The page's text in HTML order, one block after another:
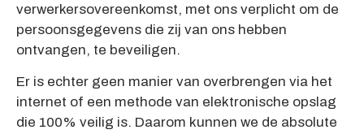
verwerkersovereenkomst, met ons verplicht om de
persoonsgegevens die zij van ons hebben
ontvangen, te beveiligen.
Er is echter geen manier van overbrengen via het
internet of een methode van elektronische opslag
die 100% veilig is. Daarom kunnen we de absolute